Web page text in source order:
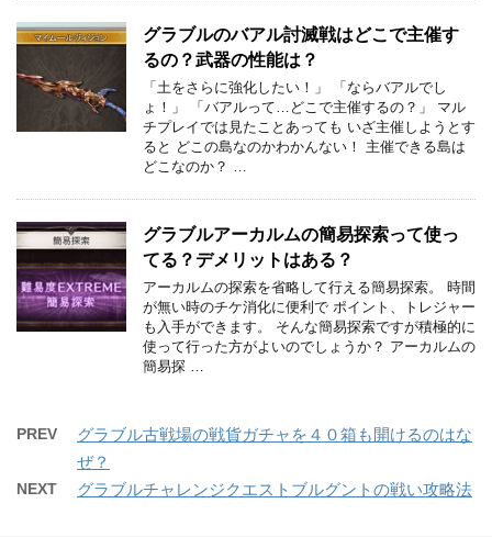
グラブルのバアル討滅戦はどこで主催す
るの？武器の性能は？
「土をさらに強化したい！」 「ならバアルでし
ょ！」 「バアルって…どこで主催するの？」 マル
チプレイでは見たことあっても いざ主催しようとす
ると どこの島なのかわかんない！ 主催できる島は
どこなのか？ …
グラブルアーカルムの簡易探索って使っ
てる？デメリットはある？
アーカルムの探索を省略して行える簡易探索。 時間
が無い時のチケ消化に便利で ポイント、トレジャー
も入手ができます。 そんな簡易探索ですが積極的に
使って行った方がよいのでしょうか？ アーカルムの
簡易探 …
PREV
グラブル古戦場の戦貨ガチャを４０箱も開けるのはな
ぜ？
NEXT グラブルチャレンジクエストブルグントの戦い攻略法